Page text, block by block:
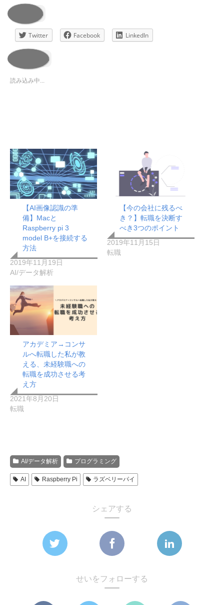
共有:
Twitter Facebook LinkedIn
いいね:
読み込み中...
【AI画像認識の準
備】Macと
Raspberry pi 3
model B+を接続する
方法
2019年11月19日
AI/データ解析
【今の会社に残るべ
き？】転職を決断す
べき3つのポイント
2019年11月15日
転職
アカデミア→コンサ
ルへ転職した私が教
える、未経験職への
転職を成功させる考
え方
2021年8月20日
転職
AI/データ解析 プログラミング
AI Raspberry Pi ラズベリーパイ
シェアする
せいをフォローする